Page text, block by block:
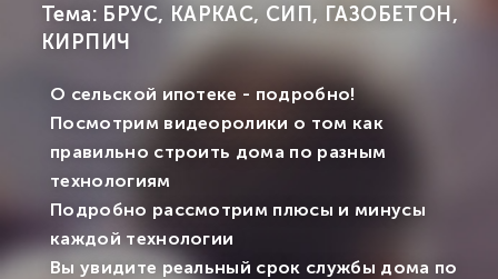
Тема: БРУС, КАРКАС, СИП, ГАЗОБЕТОН,
КИРПИЧ
О сельской ипотеке - подробно!
Посмотрим видеоролики о том как
правильно строить дома по разным
технологиям
Подробно рассмотрим плюсы и минусы
каждой технологии
Вы увидите реальный срок службы дома по